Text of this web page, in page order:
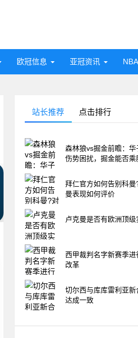
欧冠信息 亚冠资讯
站长推荐 点击排行
森林狼vs掘金前瞻：华
伤势困扰，掘金能否乘
拜仁官方如何告别科曼
曼表现如何评价
卢克曼是否有欧洲顶级
西甲裁判名字新赛季进
改革
切尔西与库库雷利亚新
达成一致